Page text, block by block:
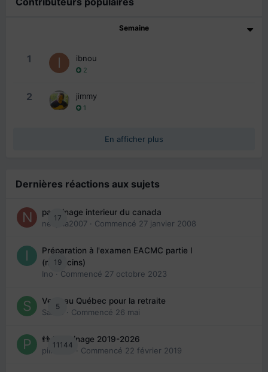
Semaine
1 ibnou
2
2 jimmy
1
En afficher plus
Dernières réactions aux sujets
17
parrainage interieur du canada
nedjma2007 · Commencé 27 janvier 2008
19
Préparation à l'examen EACMC partie I
(médecins)
Ino · Commencé 27 octobre 2023
5
Venir au Québec pour la retraite
Sab74
· Commencé 26 mai
11144
👬 Parrainage 2019-2026
piinoush · Commencé 22 février 2019